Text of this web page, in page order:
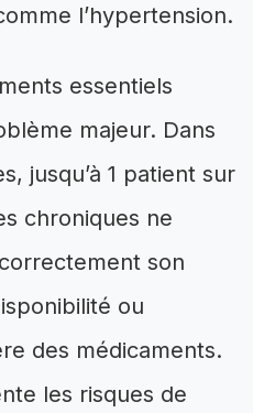
l’hypertension.
essentiels
majeur. Dans
jusqu’à 1 patient sur
chroniques ne
son
ou
des médicaments.
les risques de